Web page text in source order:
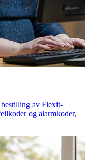
av Flexit-
og alarmkoder,